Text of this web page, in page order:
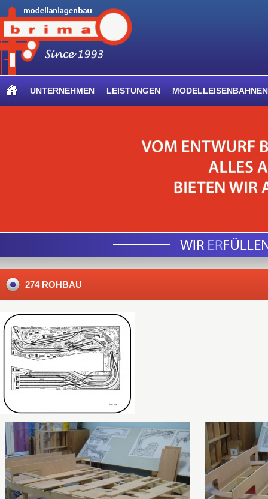
UNTERNEHMEN LEISTUNGEN MODELLEISENBAHNEN
274 ROHBAU